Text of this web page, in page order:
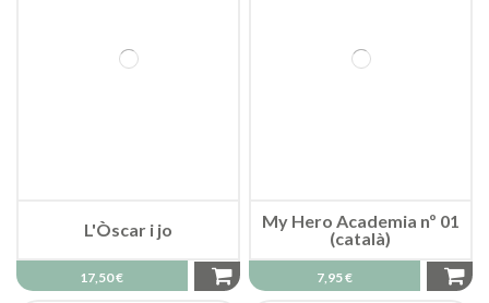
L'Òscar i jo
17,50 €
My Hero Academia nº 01
(català)
7,95 €